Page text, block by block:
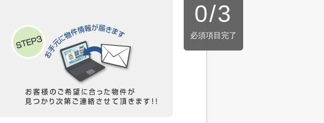
0/3
必須項目完了